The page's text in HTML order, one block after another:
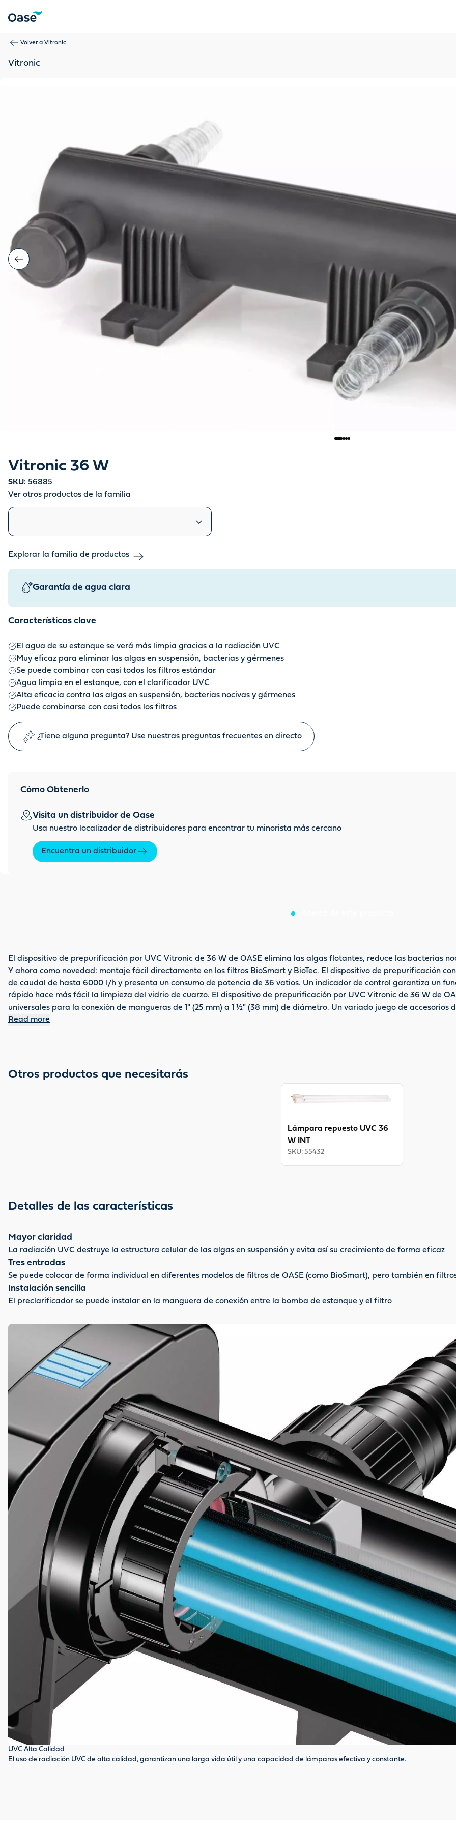
Volver a Vitronic
Vitronic
Vitronic 36 W
SKU: 56885
Ver otros productos de la familia
Productos similares
Explorar la familia de productos
Garantía de agua clara
Características clave
El agua de su estanque se verá más limpia gracias a la radiación UVC
Muy eficaz para eliminar las algas en suspensión, bacterias y gérmenes
Se puede combinar con casi todos los filtros estándar
Agua limpia en el estanque, con el clarificador UVC
Alta eficacia contra las algas en suspensión, bacterias nocivas y gérmenes
Puede combinarse con casi todos los filtros
¿Tiene alguna pregunta? Use nuestras preguntas frecuentes en directo
Cómo Obtenerlo
Visita un distribuidor de Oase
Usa nuestro localizador de distribuidores para encontrar tu minorista más cercano
Encuentra un distribuidor
El dispositivo de prepurificación por UVC Vitronic de 36 W de OASE elimina las algas flotantes, reduce las bacterias
Y ahora como novedad: montaje fácil directamente en los filtros BioSmart y BioTec. El dispositivo de prepurificación
de caudal de hasta 6000 l/h y presenta un consumo de potencia de 36 vatios. Un indicador de control garantiza un
rápido hace más fácil la limpieza del vidrio de cuarzo. El dispositivo de prepurificación por UVC Vitronic de 36 W de
universales para la conexión de mangueras de 1" (25 mm) a 1 ½" (38 mm) de diámetro. Un variado juego de accesorios
cable tiene 5 m de largo. La tensión nominal es de 220-240 V/50-60 Hz. La garantía es de 2 años.
Read more
Otros productos que necesitarás
Lámpara repuesto UVC 36
W INT
SKU: 55432
Detalles de las características
Mayor claridad
La radiación UVC destruye la estructura celular de las algas en suspensión y evita así su crecimiento de forma eficaz
Tres entradas
Se puede colocar de forma individual en diferentes modelos de filtros de OASE (como BioSmart), pero también en
Instalación sencilla
El preclarificador se puede instalar en la manguera de conexión entre la bomba de estanque y el filtro
UVC Alta Calidad
El uso de radiación UVC de alta calidad, garantizan una larga vida útil y una capacidad de lámparas efectiva y constante.